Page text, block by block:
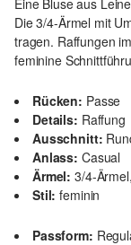
Die 3/4-Ärmel mit
tragen. Raffungen
feminine
Rücken: Passe
Details: Raffung
Ausschnitt:
Anlass: Casual
Ärmel: 3/4-
Stil: feminin
Passform: